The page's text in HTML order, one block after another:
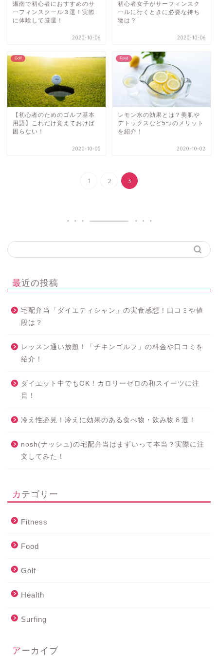
湘南で初心者におすすめのサ
ーフィンスクール３選！実際
に体験して厳選！
2020-10-06
初心者女子がサーフィンスク
ールに行くときに必要な持ち
物は？
2020-10-06
Golf
【初心者のためのゴルフ基本
用語】これだけ覚えておけば
困らない！
2020-10-05
Food
レモン水の効果とは？美肌や
デトックスなど5つのメリット
を紹介！
2020-10-02
1 2 3
最近の投稿
宅配弁当「ダイエティシャン」の実食感想！口コミや値
段は？
レッスン通い放題！「チキンゴルフ」の料金や口コミを
紹介！
ダイエット中でもOK！カロリーゼロの和スイーツに注
目！
冷え性必見！冷えに効果のある食べ物・飲み物６選！
nosh(ナッシュ)の宅配弁当はまずいって本当？実際に注
文してみた！
カテゴリー
Fitness
Food
Golf
Health
Surfing
アーカイブ